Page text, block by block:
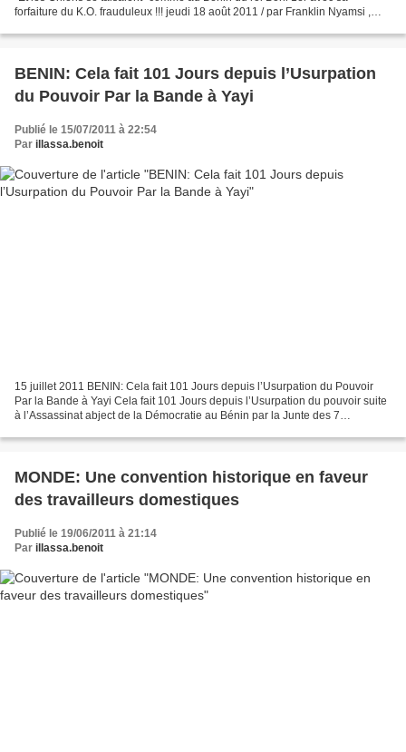
forfaiture du K.O. frauduleux !!! jeudi 18 août 2011 / par Franklin Nyamsi ,
BENIN: Cela fait 101 Jours depuis l’Usurpation
du Pouvoir Par la Bande à Yayi
Publié le 15/07/2011 à 22:54
Par illassa.benoit
15 juillet 2011 BENIN: Cela fait 101 Jours depuis l’Usurpation du Pouvoir
Par la Bande à Yayi Cela fait 101 Jours depuis l’Usurpation du pouvoir suite
à l’Assassinat abject de la Démocratie au Bénin par la Junte des 7
MONDE: Une convention historique en faveur
des travailleurs domestiques
Publié le 19/06/2011 à 21:14
Par illassa.benoit